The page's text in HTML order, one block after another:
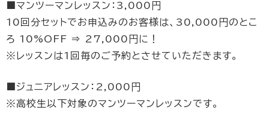
■マンツーマンレッスン：3,000円
10回分セットでお申込みのお客様は、30,000円のとこ
ろ 10%OFF ⇒ 27,000円に！
※レッスンは1回毎のご予約とさせていただきます。
■ジュニアレッスン：2,000円
※高校生以下対象のマンツーマンレッスンです。